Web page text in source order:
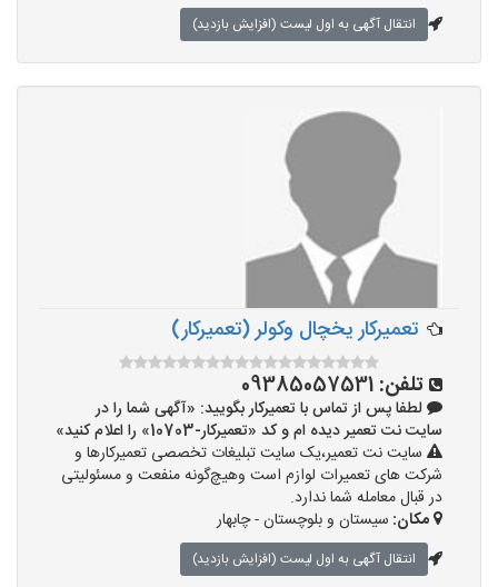
انتقال آگهی به اول لیست (افزایش بازدید)
تعمیرکار یخچال وکولر (تعمیرکار)
تلفن: 09385057531
لطفا پس از تماس با تعمیرکار بگویید: «آگهی شما را در
سایت نت تعمیر دیده ام و کد «تعمیرکار-10703» را اعلام کنید»
سایت نت تعمیر،یک سایت تبلیغات تخصصی تعمیرکارها و
شرکت های تعمیرات لوازم است وهیچ‌گونه منفعت و مسئولیتی
در قبال معامله شما ندارد.
مکان: سیستان و بلوچستان - چابهار
انتقال آگهی به اول لیست (افزایش بازدید)